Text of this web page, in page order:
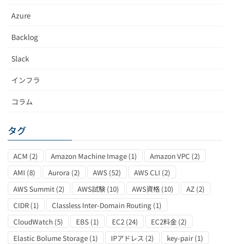
Azure
Backlog
Slack
インフラ
コラム
タグ
ACM (2) Amazon Machine Image (1) Amazon VPC (2)
AMI (8) Aurora (2) AWS (52) AWS CLI (2)
AWS Summit (2) AWS試験 (10) AWS資格 (10) AZ (2)
CIDR (1) Classless Inter-Domain Routing (1)
CloudWatch (5) EBS (1) EC2 (24) EC2料金 (2)
Elastic Bolume Storage (1) IPアドレス (2) key-pair (1)